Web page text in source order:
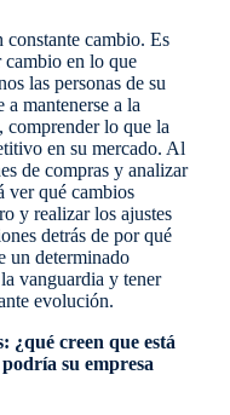
constante cambio. Es
cambio en lo que
las personas de su
a mantenerse a la
comprender lo que la
en su mercado. Al
de compras y analizar
ver qué cambios
y realizar los ajustes
detrás de por qué
un determinado
vanguardia y tener
evolución.
¿qué creen que está
su empresa